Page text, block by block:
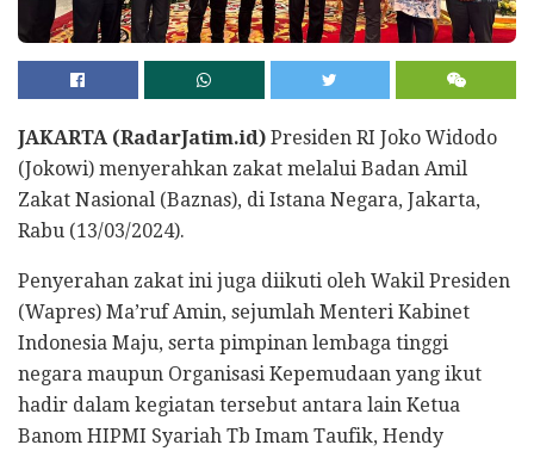
JAKARTA (RadarJatim.id) Presiden RI Joko Widodo
(Jokowi) menyerahkan zakat melalui Badan Amil
Zakat Nasional (Baznas), di Istana Negara, Jakarta,
Rabu (13/03/2024).
Penyerahan zakat ini juga diikuti oleh Wakil Presiden
(Wapres) Ma’ruf Amin, sejumlah Menteri Kabinet
Indonesia Maju, serta pimpinan lembaga tinggi
negara maupun Organisasi Kepemudaan yang ikut
hadir dalam kegiatan tersebut antara lain Ketua
Banom HIPMI Syariah Tb Imam Taufik, Hendy